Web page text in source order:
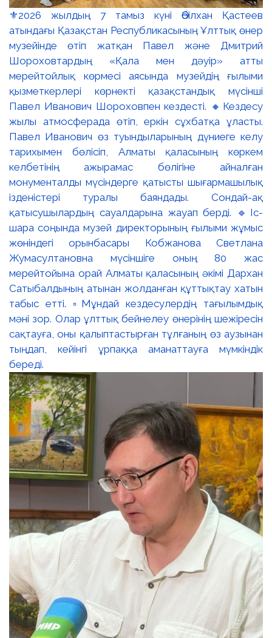
⚜️2026 жылдың 7 тамыз күні Әбілхан Қастеев
атындағы Қазақстан Республикасының Ұлттық өнер
музейінде өтіп жатқан Павел және Дмитрий
Шороховтардың «Қала мен дәуір» атты
мерейтойлық көрмесі аясында музейдің ғылыми
қызметкерлері көрнекті қазақстандық мүсінші
Павел Иванович Шороховпен кездесті. 🔸Кездесу
жылы атмосферада өтіп, еркін сұхбатқа ұласты.
Павел Иванович өз туындыларының дүниеге келу
тарихымен бөлісіп, Алматы қаласының көркем
келбетінің ажырамас бөлігіне айналған
монументалды мүсіндерге қатысты шығармашылық
ізденістері туралы баяндады. Сондай-ақ
қатысушылардың сауалдарына жауап берді. 🔹Іс-
шара соңында музей директорының ғылыми жұмыс
жөніндегі орынбасары Кобжанова Светлана
Жумасултановна мүсіншіге оның 80 жас
мерейтойына орай Алматы қаласының әкімі Дархан
Сатыбалдының атынан жолданған құттықтау хатын
табыс етті. ▫️Мұндай кездесулердің тағылымдық
мәні зор. Олар ұлттық бейнелеу өнерінің шежіресін
сақтауға, оны қалыптастырған тұлғаның өз аузынан
тыңдап, кейінгі ұрпаққа аманаттауға мүмкіндік
береді.